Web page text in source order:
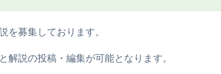
を募集しております。
解説の投稿・編集が可能となります。